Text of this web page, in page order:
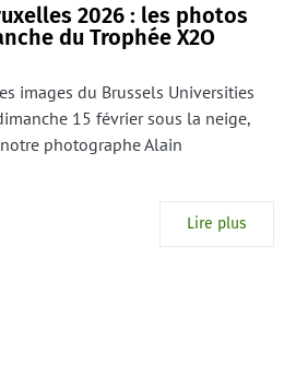
2026 : les photos
du Trophée X2O
images du Brussels Universities
15 février sous la neige,
photographe Alain
Lire plus